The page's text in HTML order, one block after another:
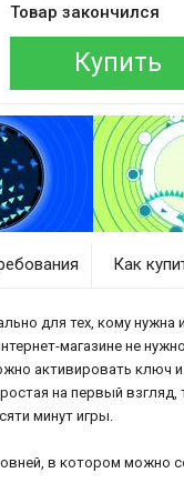
Товар закончился
Купить
Как
для тех, кому нужна
магазине не
активировать ключ и
на первый
минут игры.
в котором можно